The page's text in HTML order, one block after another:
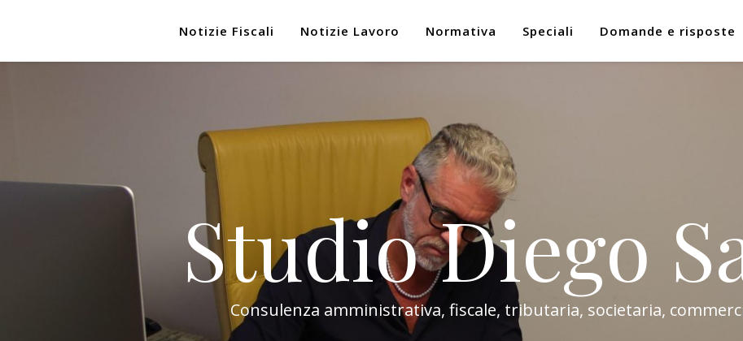
Notizie Fiscali Notizie Lavoro Normativa Speciali Domande e risposte
Studio Diego
Consulenza amministrativa, fiscale, tributaria, societaria,